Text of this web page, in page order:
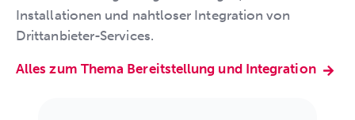
Installationen und nahtloser Integration von
Drittanbieter-Services.
Alles zum Thema Bereitstellung und Integration